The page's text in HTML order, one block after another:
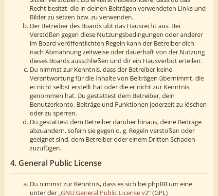
Recht besitzt, die in deinen Beiträgen verwendeten Links und
Bilder zu setzen bzw. zu verwenden.
Der Betreiber des Boards übt das Hausrecht aus. Bei
Verstößen gegen diese Nutzungsbedingungen oder anderer
im Board veröffentlichten Regeln kann der Betreiber dich
nach Abmahnung zeitweise oder dauerhaft von der Nutzung
dieses Boards ausschließen und dir ein Hausverbot erteilen.
Du nimmst zur Kenntnis, dass der Betreiber keine
Verantwortung für die Inhalte von Beiträgen übernimmt, die
er nicht selbst erstellt hat oder die er nicht zur Kenntnis
genommen hat. Du gestattest dem Betreiber, dein
Benutzerkonto, Beiträge und Funktionen jederzeit zu löschen
oder zu sperren.
Du gestattest dem Betreiber darüber hinaus, deine Beiträge
abzuändern, sofern sie gegen o. g. Regeln verstoßen oder
geeignet sind, dem Betreiber oder einem Dritten Schaden
zuzufügen.
4. General Public License
Du nimmst zur Kenntnis, dass es sich bei phpBB um eine
unter der „GNU General Public License v2“ (GPL)